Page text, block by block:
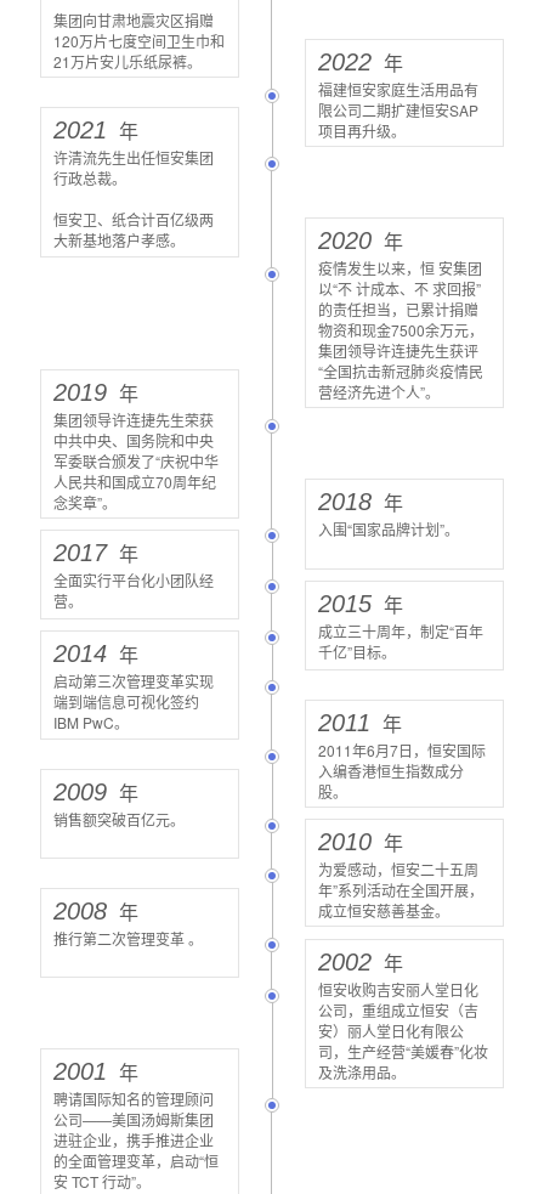
集团向甘肃地震灾区捐赠
120万片七度空间卫生巾和
21万片安儿乐纸尿裤。
2022 年
福建恒安家庭生活用品有
限公司二期扩建恒安SAP
项目再升级。
2021 年
许清流先生出任恒安集团
行政总裁。
恒安卫、纸合计百亿级两
大新基地落户孝感。
2020 年
疫情发生以来，恒 安集团
以“不 计成本、不 求回报”
的责任担当，已累计捐赠
物资和现金7500余万元，
集团领导许连捷先生获评
“全国抗击新冠肺炎疫情民
营经济先进个人”。
2019 年
集团领导许连捷先生荣获
中共中央、国务院和中央
军委联合颁发了“庆祝中华
人民共和国成立70周年纪
念奖章”。
2018 年
入围“国家品牌计划”。
2017 年
全面实行平台化小团队经
营。
2015 年
成立三十周年，制定“百年
千亿”目标。
2014 年
启动第三次管理变革实现
端到端信息可视化签约
IBM PwC。
2011 年
2011年6月7日，恒安国际
入编香港恒生指数成分
股。
2009 年
销售额突破百亿元。
2010 年
为爱感动，恒安二十五周
年”系列活动在全国开展，
成立恒安慈善基金。
2008 年
推行第二次管理变革 。
2002 年
恒安收购吉安丽人堂日化
公司，重组成立恒安（吉
安）丽人堂日化有限公
司，生产经营“美媛春”化妆
及洗涤用品。
2001 年
聘请国际知名的管理顾问
公司——美国汤姆斯集团
进驻企业，携手推进企业
的全面管理变革，启动“恒
安 TCT 行动”。